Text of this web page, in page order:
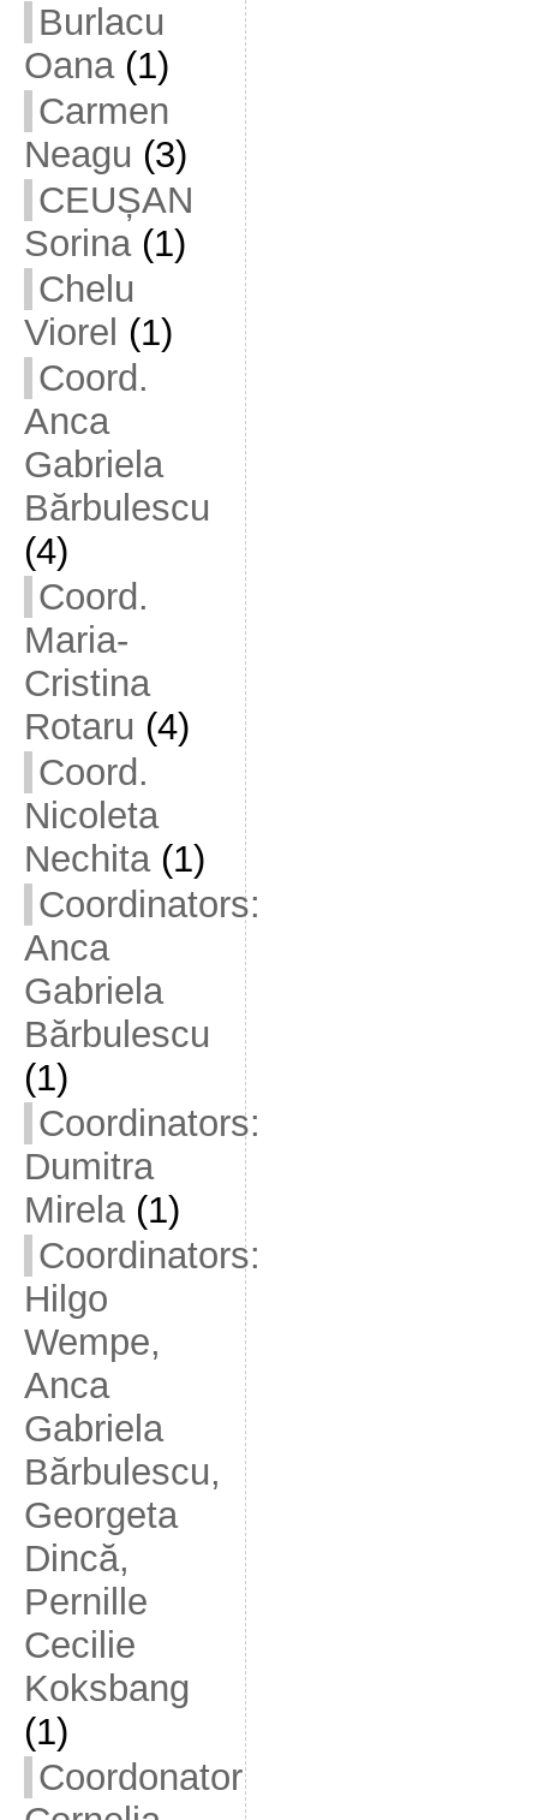
Burlacu
Oana(1)
Carmen
Neagu (3)
CEUȘAN
Sorina(1)
Chelu
Viorel (1)
Coord.
Anca
Gabriela
Bărbulescu
(4)
Coord.
Maria-
Cristina
Rotaru (4)
Coord.
Nicoleta
Nechita(1)
Coordinators:
Anca
Gabriela
Bărbulescu
(1)
Coordinators:
Dumitra
Mirela(1)
Coordinators:
Hilgo
Wempe,
Anca
Gabriela
Bărbulescu,
Georgeta
Dincă,
Pernille
Cecilie
Koksbang
(1)
Coordonator